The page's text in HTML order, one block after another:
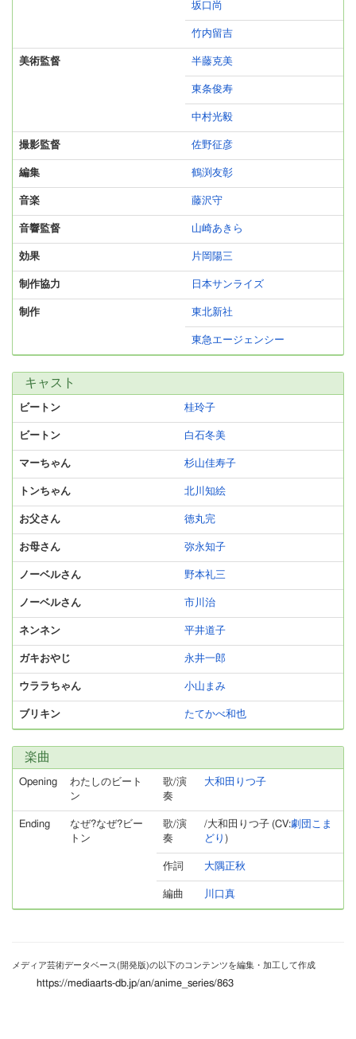
坂口尚
竹内留吉
美術監督 半藤克美
東条俊寿
中村光毅
撮影監督 佐野征彦
編集 鶴渕友彰
音楽 藤沢守
音響監督 山崎あきら
効果 片岡陽三
制作協力 日本サンライズ
制作 東北新社
東急エージェンシー
キャスト
ビートン 桂玲子
ビートン 白石冬美
マーちゃん 杉山佳寿子
トンちゃん 北川知絵
お父さん 徳丸完
お母さん 弥永知子
ノーベルさん 野本礼三
ノーベルさん 市川治
ネンネン 平井道子
ガキおやじ 永井一郎
ウララちゃん 小山まみ
ブリキン たてかべ和也
楽曲
Opening
わたしのビート
ン
歌/演
奏
大和田りつ子
Ending
なぜ?なぜ?ビー
トン
歌/演
奏
/大和田りつ子 (CV:劇団こま
どり )
作詞 大隅正秋
編曲 川口真
メディア芸術データベース(開発版)の以下のコンテンツを編集・加工して作成
https://mediaarts-db.jp/an/anime_series/863